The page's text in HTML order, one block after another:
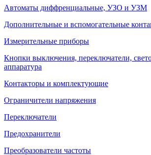
Автоматы диффренциальные, УЗО и УЗМ
Дополнительные и вспомогательные
Измерительные приборы
Кнопки выключения, переключатели,
аппаратура
Контакторы и комплектующие
Ограничители напряжения
Переключатели
Предохранители
Преобразователи частоты